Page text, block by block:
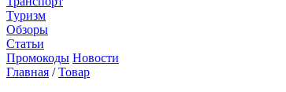
Туризм
Обзоры
Статьи
Промокоды Новости
Главная /Товар